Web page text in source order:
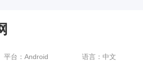
平台：Android 语言：中文